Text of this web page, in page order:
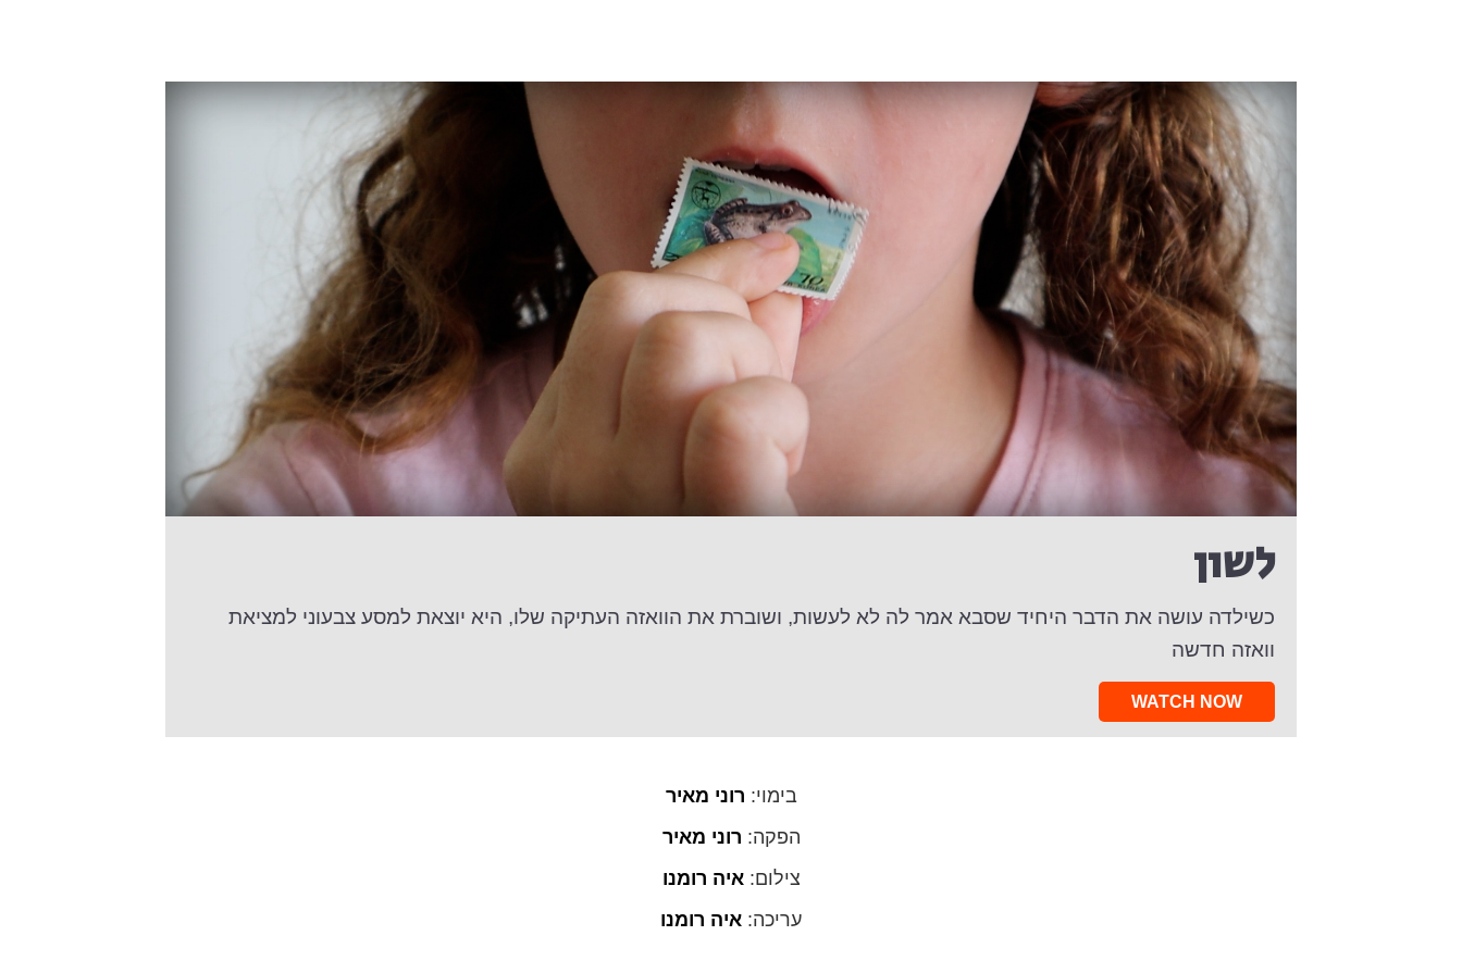
לשון
כשילדה עושה את הדבר היחיד שסבא אמר לה לא לעשות, ושוברת את הוואזה העתיקה שלו, היא יוצאת למסע צבעוני למציאת
וואזה חדשה
WATCH NOW
בימוי: רוני מאיר
הפקה: רוני מאיר
צילום:איה רומנו
עריכה: איה רומנו